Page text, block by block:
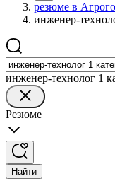
резюме в
инженер-
инженер-технолог 1
Резюме
Найти